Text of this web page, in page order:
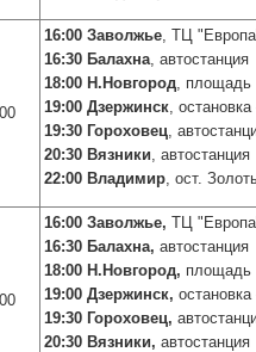
16:00 Заволжье, ТЦ
16:30 Балахна, автостанция
18:00 Н.Новгород, площадь
19:00 Дзержинск,
19:30 Гороховец,
20:30 Вязники, автостанция
22:00 Владимир, ост.
16:00 Заволжье, ТЦ
16:30 Балахна, автостанция
18:00 Н.Новгород, площадь
19:00 Дзержинск,
19:30 Гороховец,
20:30 Вязники, автостанция